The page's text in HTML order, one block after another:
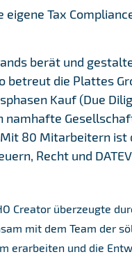
Tax
berät und
betreut die Plattes
Kauf (Due
namhafte
80 Mitarbeitern ist
Recht und
Creator überzeugte
mit dem Team der
erarbeiten und die